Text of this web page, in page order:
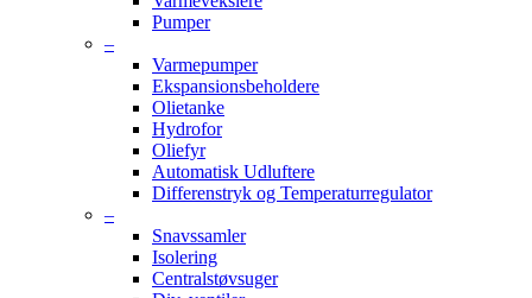
Pumper
–
Varmepumper
Ekspansionsbeholdere
Olietanke
Hydrofor
Oliefyr
Automatisk Udluftere
Differenstryk og Temperaturregulator
–
Snavssamler
Isolering
Centralstøvsuger